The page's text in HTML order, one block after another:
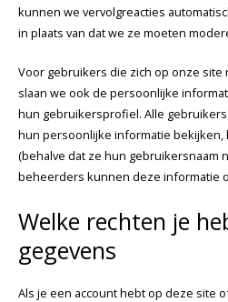
kunnen we vervolgreacties
in plaats van dat we ze moeten
Voor gebruikers die zich op onze site
slaan we ook de persoonlijke
hun gebruikersprofiel. Alle
hun persoonlijke informatie
(behalve dat ze hun gebruikersnaam
beheerders kunnen deze informatie
Welke rechten je
gegevens
Als je een account hebt op deze site